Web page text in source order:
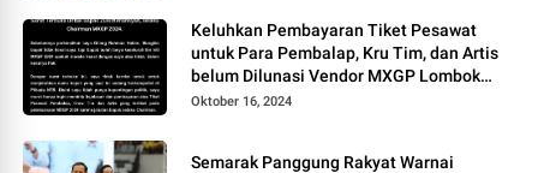
Keluhkan Pembayaran Tiket Pesawat
untuk Para Pembalap, Kru Tim, dan Artis
belum Dilunasi Vendor MXGP Lombok
2024 Layangkan Surat Terbuka
Oktober 16, 2024
Semarak Panggung Rakyat Warnai